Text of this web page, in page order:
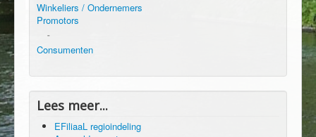
Winkeliers / Ondernemers
Promotors
-
Consumenten
Lees meer...
EFiliaaL regioindeling